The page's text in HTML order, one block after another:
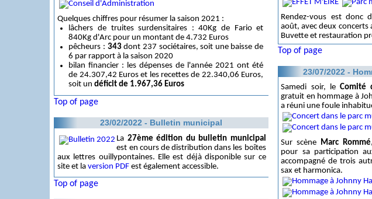
Quelques chiffres pour résumer la saison 2021 :
lâchers de truites surdensitaires : 40Kg de Fario et
840Kg d'Arc pour un montant de 4.732 Euros
pêcheurs : 343dont 237 sociétaires, soit une baisse de
6 par rapport à la saison 2020
bilan financier : les dépenses de l'année 2021 ont été
de 24.307,42 Euros et les recettes de 22.340,06 Euros,
soit undéficit de 1.967,36 Euros
Top of page
23/02/2022 - Bulletin municipal
La 27ème édition du bulletin municipal
est en cours de distribution dans les boîtes
aux lettres ouillypontaines. Elle est déjà disponible sur ce
site et la version PDFest également accessible.
Top of page
Rendez-vous est donc
août, avec deux
Buvette et restauration
Top of page
23/07/2022 -
Samedi soir, le Comité
gratuit en hommage à
a réuni une foule
Sur scène Marc Rommé
pour sa participation
accompagné de trois
sax et harmonica.